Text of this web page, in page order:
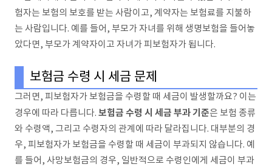
험자는 보험의 보호를 받는 사람이고, 계약자는 보험료를 지불하
는 사람입니다. 예를 들어, 부모가 자녀를 위해 생명보험을 들어놓
았다면, 부모가 계약자이고 자녀가 피보험자가 됩니다.
보험금 수령 시 세금 문제
그러면, 피보험자가 보험금을 수령할 때 세금이 발생할까요? 이는
경우에 따라 다릅니다. 보험금 수령 시 세금 부과 기준은 보험 종류
와 수령액, 그리고 수령자의 관계에 따라 달라집니다. 대부분의 경
우, 피보험자가 보험금을 수령할 때 세금이 부과되지 않습니다. 예
를 들어, 사망보험금의 경우, 일반적으로 수령인에게 세금이 부과